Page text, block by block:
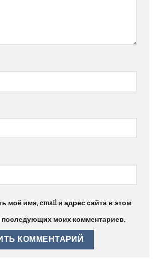
моё имя, email и адрес сайта в этом
последующих моих комментариев.